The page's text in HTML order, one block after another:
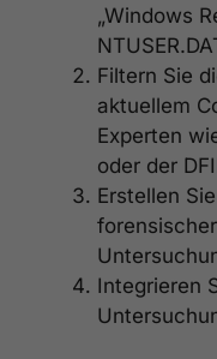
„Windows
Filtern Sie
aktuellem
Experten
oder der
Erstellen
Integrieren